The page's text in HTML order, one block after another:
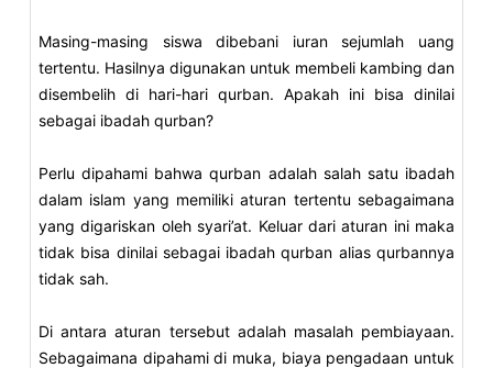
Masing-masing siswa dibebani iuran sejumlah uang
tertentu. Hasilnya digunakan untuk membeli kambing dan
disembelih di hari-hari qurban. Apakah ini bisa dinilai
sebagai ibadah qurban?
Perlu dipahami bahwa qurban adalah salah satu ibadah
dalam islam yang memiliki aturan tertentu sebagaimana
yang digariskan oleh syari’at. Keluar dari aturan ini maka
tidak bisa dinilai sebagai ibadah qurban alias qurbannya
tidak sah.
Di antara aturan tersebut adalah masalah pembiayaan.
Sebagaimana dipahami di muka, biaya pengadaan untuk